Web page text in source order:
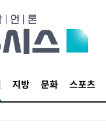
지방 문화 스포츠